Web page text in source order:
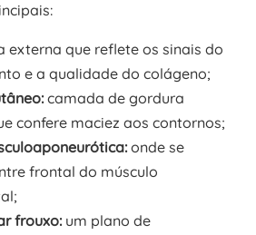
externa que reflete os sinais do
e a qualidade do colágeno;
camada de gordura
confere maciez aos contornos;
onde se
frontal do músculo
frouxo: um plano de